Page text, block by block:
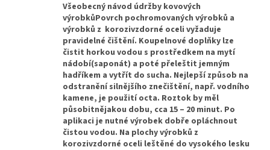
Všeobecný návod údržby kovových
výrobkůPovrch pochromovaných výrobků a
výrobků z korozivzdorné oceli vyžaduje
pravidelné čištění. Koupelnové doplňky lze
čistit horkou vodou s prostředkem na mytí
nádobí(saponát) a poté přeleštit jemným
hadříkem a vytřít do sucha. Nejlepší způsob na
odstranění silnějšího znečištění, např. vodního
kamene, je použití octa. Roztok by měl
působitnějakou dobu, cca 15 – 20 minut. Po
aplikaci je nutné výrobek dobře opláchnout
čistou vodou. Na plochy výrobků z
korozivzdorné oceli leštěné do vysokého lesku